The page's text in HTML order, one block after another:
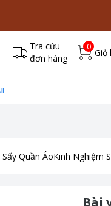
Tra cứu
đơn hàng
0
Giỏ
Quần ÁoKinh Nghiệm
Bài